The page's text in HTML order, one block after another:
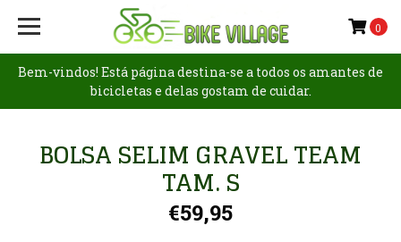
Bem-vindos! Está página destina-se a todos os amantes de
bicicletas e delas gostam de cuidar.
0
BOLSA SELIM GRAVEL TEAM
TAM. S
€59,95